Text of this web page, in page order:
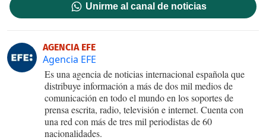
Unirme al canal de noticias
AGENCIA EFE
Agencia EFE
Es una agencia de noticias internacional española que
distribuye información a más de dos mil medios de
comunicación en todo el mundo en los soportes de
prensa escrita, radio, televisión e internet. Cuenta con
una red con más de tres mil periodistas de 60
nacionalidades.